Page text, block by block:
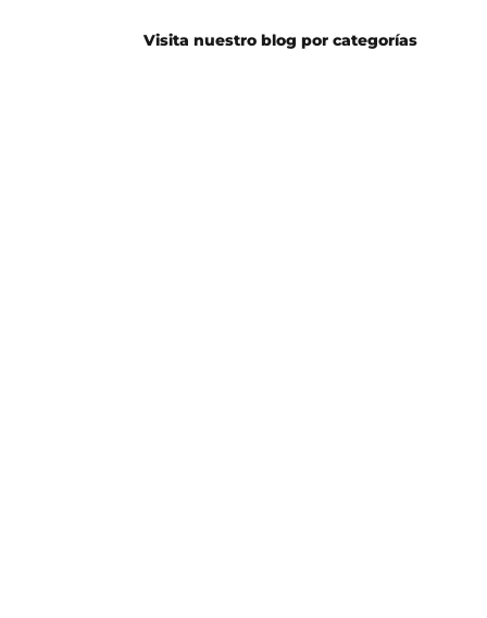
Visita nuestro blog por categorías